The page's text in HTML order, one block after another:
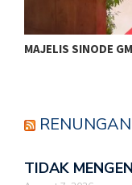
MAJELIS SINODE
TIDAK